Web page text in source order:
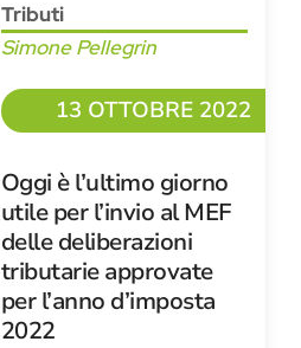
Tributi
Simone Pellegrin
13 OTTOBRE 2022
Oggi è l’ultimo giorno
utile per l’invio al MEF
delle deliberazioni
tributarie approvate
per l’anno d’imposta
2022